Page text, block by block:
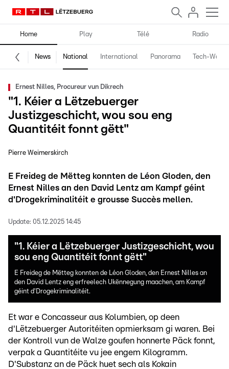
Home Play Télé Radio
News National International Panorama Tech-World
Ernest Nilles, Procureur vun Dikrech
"1. Kéier a Lëtzebuerger
Justizgeschicht, wou sou eng
Quantitéit fonnt gëtt"
Pierre Weimerskirch
E Freideg de Mëtteg konnten de Léon Gloden, den
Ernest Nilles an den David Lentz am Kampf géint
d'Drogekriminalitéit e grousse Succès mellen.
Update: 05.12.2025 14:45
"1. Kéier a Lëtzebuerger Justizgeschicht, wou
sou eng Quantitéit fonnt gëtt"
E Freideg de Mëtteg konnten de Léon Gloden, den Ernest Nilles an
den David Lentz eng erfreelech Ukënnegung maachen, am Kampf
géint d'Drogekriminalitéit.
Et war e Concasseur aus Kolumbien, op deen
d'Lëtzebuerger Autoritéiten opmierksam gi waren. Bei
der Kontroll vun de Walze goufen honnerte Päck fonnt,
verpak a Quantitéite vu jee engem Kilogramm.
D'Substanz an de Päck huet sech als Kokain